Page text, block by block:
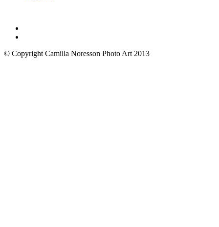
© Copyright Camilla Noresson Photo Art 2013